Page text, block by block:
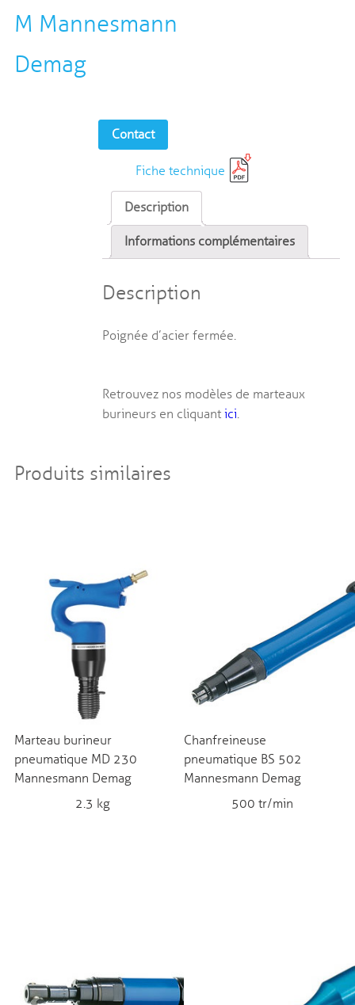
M Mannesmann
Demag
Contact
Fiche technique
Description
Informations complémentaires
Description
Poignée d’acier fermée.
Retrouvez nos modèles de marteaux
burineurs en cliquantici.
Produits similaires
Marteau burineur
pneumatique MD 230
Mannesmann Demag
2.3 kg
Chanfreineuse
pneumatique BS 502
Mannesmann Demag
500 tr/min